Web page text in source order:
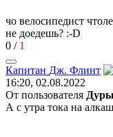
чо велосипедист
не доедешь? :-D
0 / 1
Капитан Дж. Флинт
16:20, 02.08.2022
От пользователя
А с утра тока на